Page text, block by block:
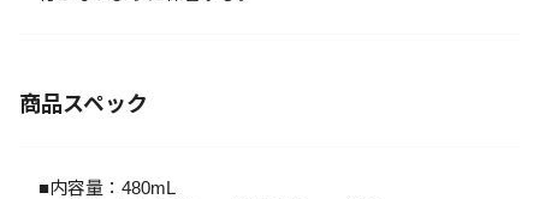
商品スペック
■内容量：480mL